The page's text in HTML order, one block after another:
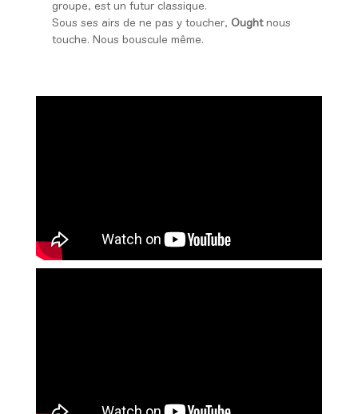
groupe, est un futur classique.
Sous ses airs de ne pas y toucher, Oughtnous
touche. Nous bouscule même.